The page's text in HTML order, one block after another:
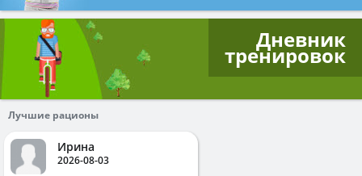
Дневник
тренировок
Лучшие рационы
Ирина
2026-08-03